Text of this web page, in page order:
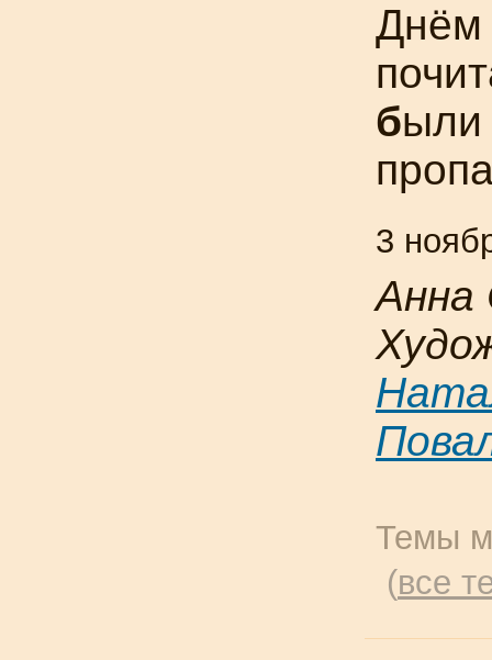
Днём
были
3
Анна
Темы
(все